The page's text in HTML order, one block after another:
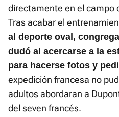
directamente en el campo
Tras acabar el
al deporte oval,
dudó al acercarse a la
para hacerse fotos y
expedición francesa no
adultos abordaran a
del seven francés.